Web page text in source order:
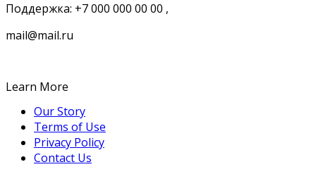
Поддержка: +7 000 000 00 00 ,
mail@mail.ru
Learn More
Our Story
Terms of Use
Privacy Policy
Contact Us